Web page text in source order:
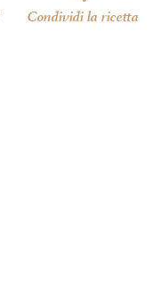
Condividi la ricetta